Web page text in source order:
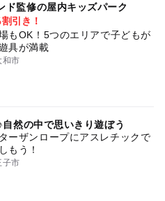
ド監修の屋内キッズパーク
引き！
もOK！5つのエリアで子どもが
具が満載
和市
然の中で思いきり遊ぼう
ーザンロープにアスレチックで
もう！
子市